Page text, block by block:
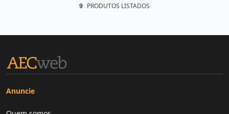
9 PRODUTOS LISTADOS
Anuncie